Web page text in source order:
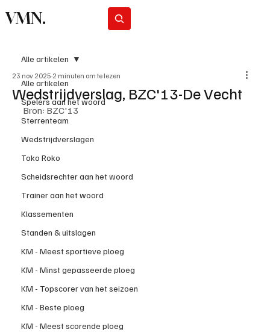
VMN.
Alle artikelen
Spelers aan het woord
Sterrenteam
Wedstrijdverslagen
Toko Roko
Scheidsrechter aan het woord
Trainer aan het woord
Klassementen
Standen & uitslagen
KM - Meest sportieve ploeg
KM - Minst gepasseerde ploeg
KM - Topscorer van het seizoen
KM - Beste ploeg
KM - Meest scorende ploeg
Alle artikelen
Wedstrijdverslag, BZC'13-De Vecht
23 nov 2025 2 minuten om te lezen
Bron: BZC'13